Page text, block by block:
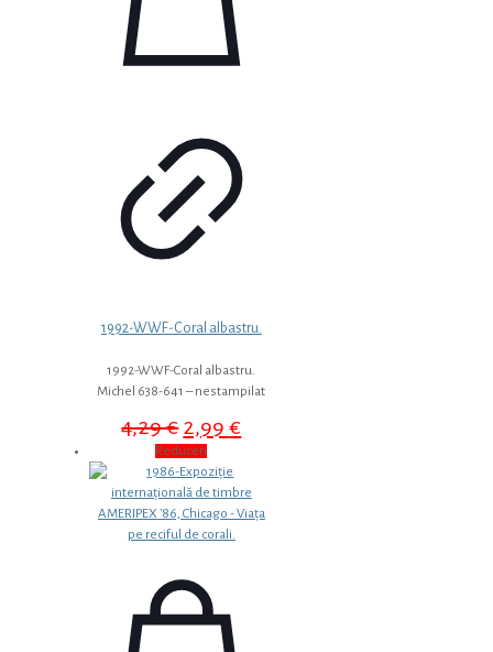
1992-WWF-Coral albastru.
1992-WWF-Coral albastru.
Michel 638-641 – nestampilat
4,29€ Prețul
inițial
a
fost:
4,29 €.
2,99€
curent
2,99 €.
Reduceri